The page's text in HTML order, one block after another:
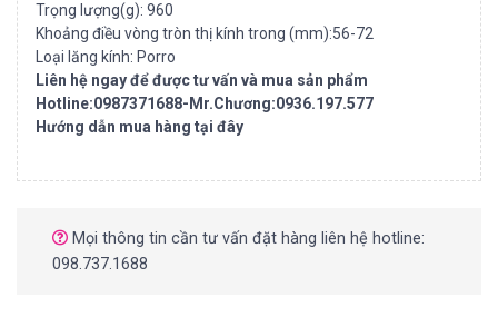
Trọng lượng(g): 960
Khoảng điều vòng tròn thị kính trong (mm):56-72
Loại lăng kính: Porro
Liên hệ ngay để được tư vấn và mua sản phẩm
Hotline:0987371688-Mr.Chương:0936.197.577
Hướng dẫn mua hàng tại đây
Mọi thông tin cần tư vấn đặt hàng liên hệ hotline:
098.737.1688